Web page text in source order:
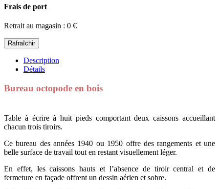
Frais de port
Retrait au magasin : 0 €
Description
Détails
Bureau octopode en bois
Table à écrire à huit pieds comportant deux caissons accueillant
chacun trois tiroirs.
Ce bureau des années 1940 ou 1950 offre des rangements et une
belle surface de travail tout en restant visuellement léger.
En effet, les caissons hauts et l’absence de tiroir central et de
fermeture en façade offrent un dessin aérien et sobre.